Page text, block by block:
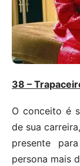
38 –
O conceito é
de sua
presente
persona mais